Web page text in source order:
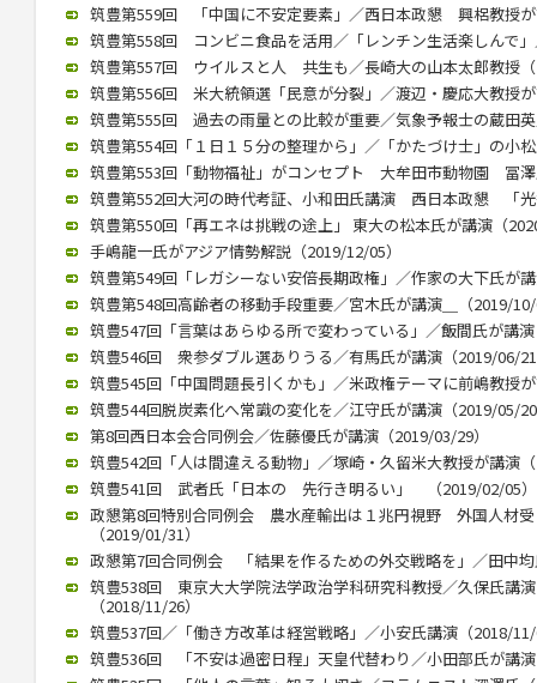
筑豊第559回 「中国に不安定要素」／西日本政懇 興梠教授
筑豊第558回 コンビニ食品を活用／「レンチン生活楽しんで
筑豊第557回 ウイルスと人 共生も／長崎大の山本太郎教授
筑豊第556回 米大統領選「民意が分裂」／渡辺・慶応大教授
筑豊第555回 過去の雨量との比較が重要／気象予報士の蔵田
筑豊第554回「１日１５分の整理から」／「かたづけ士」の小
筑豊第553回「動物福祉」がコンセプト 大牟田市動物園 冨
筑豊第552回大河の時代考証、小和田氏講演 西日本政懇 「
筑豊第550回「再エネは挑戦の途上」 東大の松本氏が講演（
手嶋龍一氏がアジア情勢解説（2019/12/05）
筑豊第549回「レガシーない安倍長期政権」／作家の大下氏が
筑豊第548回高齢者の移動手段重要／宮木氏が講演＿（2019/
筑豊547回「言葉はあらゆる所で変わっている」／飯間氏が講
筑豊546回 衆参ダブル選ありうる／有馬氏が講演（2019/06/
筑豊545回「中国問題長引くかも」／米政権テーマに前嶋教授
筑豊544回脱炭素化へ常識の変化を／江守氏が講演（2019/05/
第8回西日本会合同例会／佐藤優氏が講演（2019/03/29）
筑豊542回「人は間違える動物」／塚崎・久留米大教授が講演
筑豊541回 武者氏「日本の 先行き明るい」 （2019/02/05）
政懇第8回特別合同例会 農水産輸出は１兆円視野 外国人材受
（2019/01/31）
政懇第7回合同例会 「結果を作るための外交戦略を」／田中
筑豊538回 東京大大学院法学政治学科研究科教授／久保氏講
（2018/11/26）
筑豊537回／「働き方改革は経営戦略」／小安氏講演（2018/
筑豊536回 「不安は過密日程」天皇代替わり／小田部氏が講